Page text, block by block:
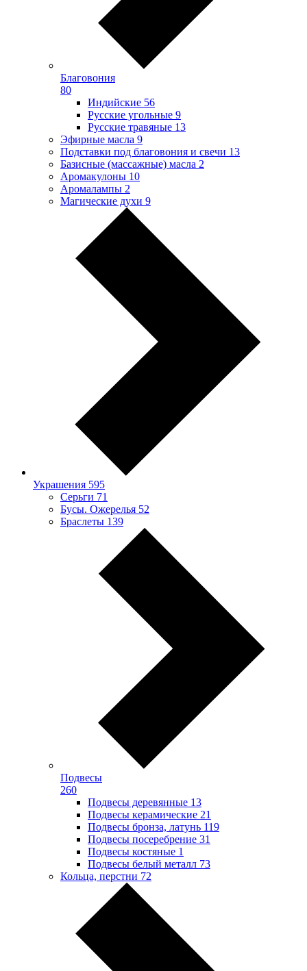
Благовония
80
Индийские 56
Русские угольные 9
Русские травяные 13
Эфирные масла 9
Подставки под благовония и свечи 13
Базисные (массажные) масла 2
Аромакулоны 10
Аромалампы 2
Магические духи 9
Украшения 595
Серьги 71
Бусы. Ожерелья 52
Браслеты 139
Подвесы
260
Подвесы деревянные 13
Подвесы керамические 21
Подвесы бронза, латунь 119
Подвесы посеребрение 31
Подвесы костяные 1
Подвесы белый металл 73
Кольца, перстни 72